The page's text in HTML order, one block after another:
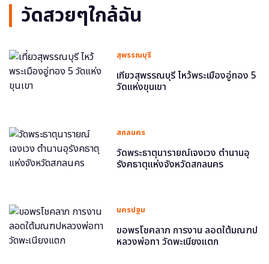
วัดสวยๆใกล้ฉัน
สุพรรณบุรี
เที่ยวสุพรรณบุรี ไหว้พระเมืองอู่ทอง 5
วัดแห่งขุนเขา
สกลนคร
วัดพระธาตุนารายณ์เจงเวง ตำนานอุ
รังคธาตุแห่งจังหวัดสกลนคร
นครปฐม
ขอพรโชคลาภ การงาน ลอดใต้มณฑป
หลวงพ่อทา วัดพะเนียงแตก